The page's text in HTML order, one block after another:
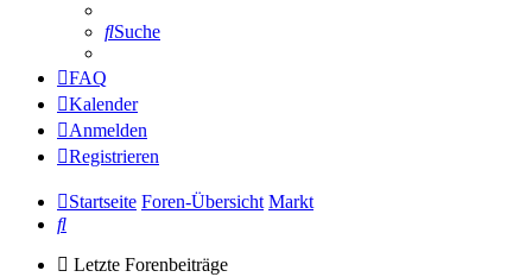
Suche
FAQ
Kalender
Anmelden
Registrieren
Startseite Foren-Übersicht Markt
Suche
Letzte Forenbeiträge